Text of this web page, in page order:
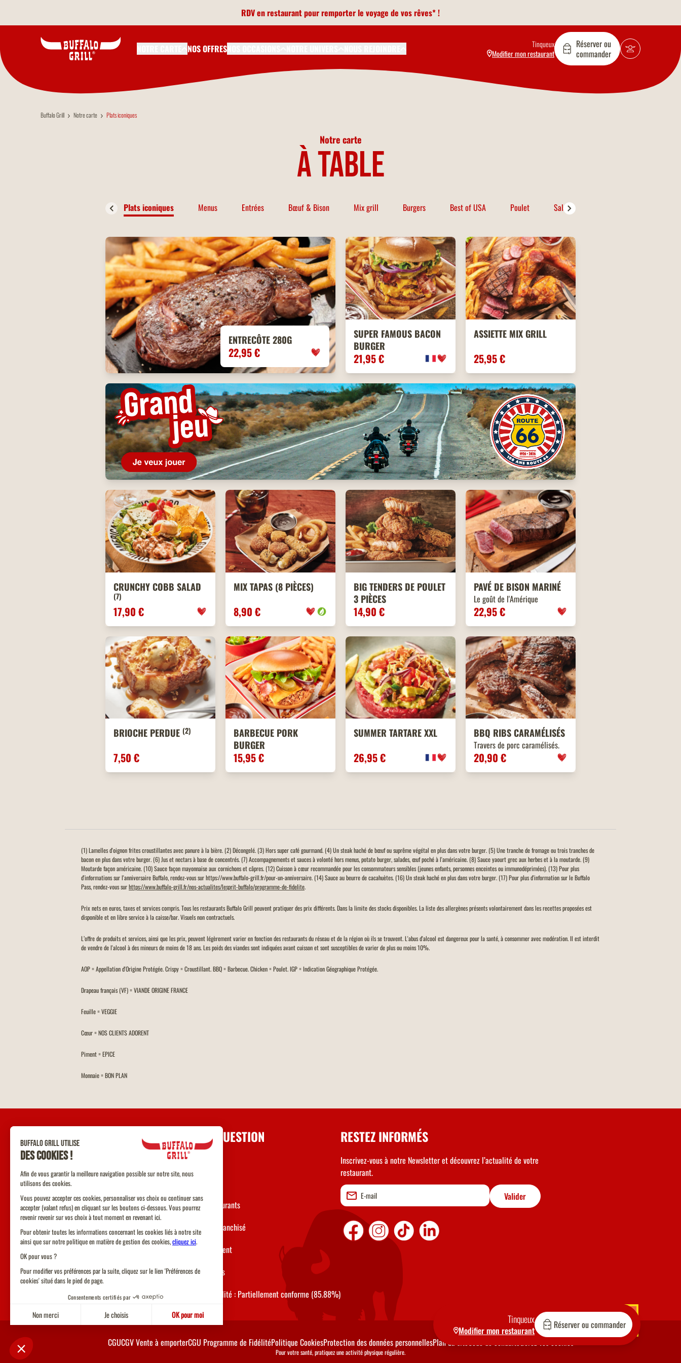
RDV en restaurant pour remporter le voyage de vos rêves* !
NOS OFFRES
Tinqueux
Modifier mon restaurant
Réserver ou
commander
Buffalo Grill Notre carte Plats iconiques
Notre carte
à table
Plats iconiques Menus Entrées Bœuf & Bison Mix grill Burgers Best of USA Poulet Salades
ENTRECÔTE 280G
22,95 €
SUPER FAMOUS BACON
BURGER
21,95 €
ASSIETTE MIX GRILL
25,95 €
CRUNCHY COBB SALAD
(7)
17,90 €
MIX TAPAS (8 PIÈCES)
8,90 €
BIG TENDERS DE POULET
3 PIÈCES
14,90 €
PAVÉ DE BISON MARINÉ
Le goût de l'Amérique
22,95 €
BRIOCHE PERDUE (2)
7,50 €
BARBECUE PORK
BURGER
15,95 €
SUMMER TARTARE XXL
26,95 €
BBQ RIBSCARAMÉLISÉS
Travers de porc caramélisés.
20,90 €
(1) Lamelles d'oignon frites croustillantes avec panure à la bière. (2) Décongelé. (3) Hors super café gourmand. (4) Un steak haché de bœuf ou suprême végétal en plus dans votre burger. (5) Une tranche de fromage ou trois tranches de
bacon en plus dans votre burger. (6) Jus et nectars à base de concentrés. (7) Accompagnements et sauces à volonté hors menus, potato burger, salades, œuf poché à l'américaine. (8) Sauce yaourt grec aux herbes et à la moutarde. (9)
Moutarde façon américaine. (10) Sauce façon mayonnaise aux cornichons et câpres. (12) Cuisson à cœur recommandée pour les consommateurs sensibles (jeunes enfants, personnes enceintes ou immunodéprimées). (13) Pour plus
d'informations sur l'anniversaire Buffalo, rendez-vous sur https://www.buffalo-grill.fr/pour-un-anniversaire. (14) Sauce au beurre de cacahuètes. (16) Un steak haché en plus dans votre burger. (17) Pour plus d'information sur le Buffalo
Pass, rendez-vous surhttps://www.buffalo-grill.fr/nos-actualites/lesprit-buffalo/programme-de-fidelite.
Prix nets en euros, taxes et services compris. Tous les restaurants Buffalo Grill peuvent pratiquer des prix différents. Dans la limite des stocks disponibles. La liste des allergènes présents volontairement dans les recettes proposées est
disponible et en libre service à la caisse/bar. Visuels non contractuels.
L’offre de produits et services, ainsi que les prix, peuvent légèrement varier en fonction des restaurants du réseau et de la région où ils se trouvent. L'abus d'alcool est dangereux pour la santé, à consommer avec modération. Il est interdit
de vendre de l'alcool à des mineurs de moins de 18 ans. Les poids des viandes sont indiquées avant cuisson et sont susceptibles de varier de plus ou moins 10%.
AOP = Appellation d'Origine Protégée. Crispy = Croustillant. BBQ = Barbecue. Chicken = Poulet. IGP = Indication Géographique Protégée.
Drapeau français (VF) = VIANDE ORIGINE FRANCE
Feuille = VEGGIE
Cœur = NOS CLIENTS ADORENT
Piment = EPICE
Monnaie = BON PLAN
Tinqueux
Modifier mon restaurant Réserver ou commander
UNE QUESTION
Nos restaurants
Devenir franchisé
Recrutement
Allergènes
Accessibilité : Partiellement conforme (85.88%)
RESTEZ INFORMÉS
Inscrivez-vous à notre Newsletter et découvrez l’actualité de votre
restaurant.
Valider
CGUCGV Vente à emporterCGU Programme de FidélitéPolitique CookiesProtection des données personnellesPlan du siteCode de conduiteGérez vos cookies
Pour votre santé, pratiquez une activité physique régulière.